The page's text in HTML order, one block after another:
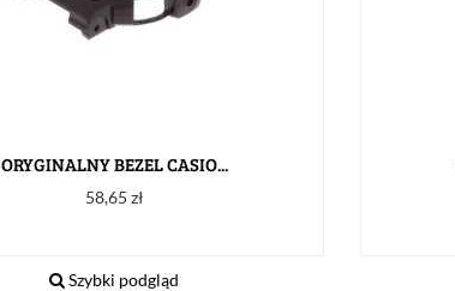
ORYGINALNY BEZEL CASIO...
Cena
58,65 zł
Szybki podgląd